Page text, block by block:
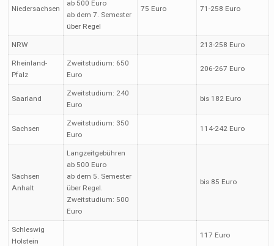
Niedersachsen
ab 500 Euro
ab dem 7. Semester
über Regel
75 Euro 71-258 Euro
NRW 213-258 Euro
Rheinland-
Pfalz
Zweitstudium: 650
Euro
206-267 Euro
Saarland
Zweitstudium: 240
Euro
bis 182 Euro
Sachsen
Zweitstudium: 350
Euro
114-242 Euro
Sachsen
Anhalt
Langzeitgebühren
ab 500 Euro
ab dem 5. Semester
über Regel.
Zweitstudium: 500
Euro
bis 85 Euro
Schleswig
Holstein
117 Euro